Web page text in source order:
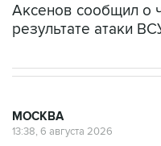
Аксенов сообщил о
результате атаки
МОСКВА
13:38, 6 августа 2026